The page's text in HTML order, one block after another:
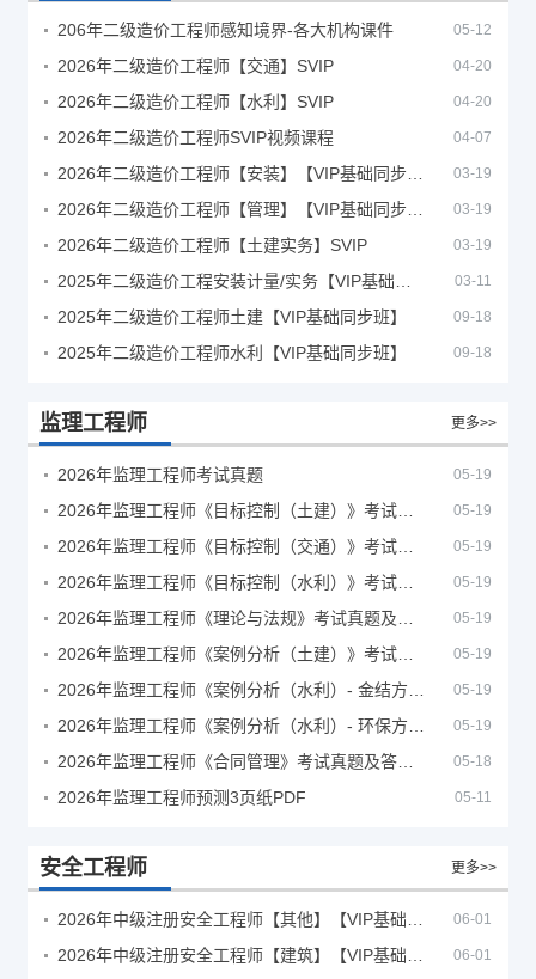
206年二级造价工程师感知境界-各大机构课件 05-12
2026年二级造价工程师【交通】SVIP 04-20
2026年二级造价工程师【水利】SVIP 04-20
2026年二级造价工程师SVIP视频课程 04-07
03-19
03-19
2026年二级造价工程师【土建实务】SVIP 03-19
03-11
2025年二级造价工程师土建【VIP基础同步班】 09-18
2025年二级造价工程师水利【VIP基础同步班】 09-18
监理工程师 更多>>
2026年监理工程师考试真题 05-19
05-19
05-19
05-19
05-19
05-19
05-19
05-19
05-18
2026年监理工程师预测3页纸PDF 05-11
安全工程师 更多>>
06-01
06-01